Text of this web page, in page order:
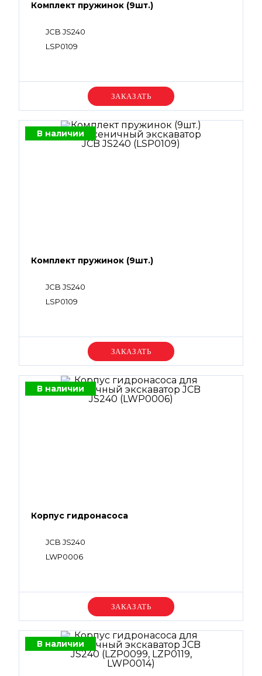
Комплект пружинок (9шт.)
JCB JS240
LSP0109
Уточняйте цену
В наличии
Комплект пружинок (9шт.)
JCB JS240
LSP0109
Уточняйте цену
В наличии
Корпус гидронасоса
JCB JS240
LWP0006
Уточняйте цену
В наличии